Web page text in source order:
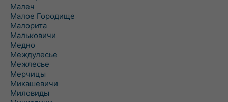
Малеч
Малое Городище
Малорита
Мальковичи
Медно
Междулесье
Межлесье
Мерчицы
Микашевичи
Миловиды